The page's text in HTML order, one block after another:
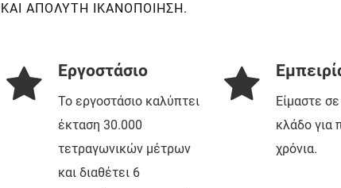
ΚΑΙ ΑΠΌΛΥΤΗ ΙΚΑΝΟΠΟΊΗΣΗ.
Εργοστάσιο
Το εργοστάσιο καλύπτει
έκταση 30.000
τετραγωνικών μέτρων
και διαθέτει 6
Είμαστε
κλάδο για
χρόνια.